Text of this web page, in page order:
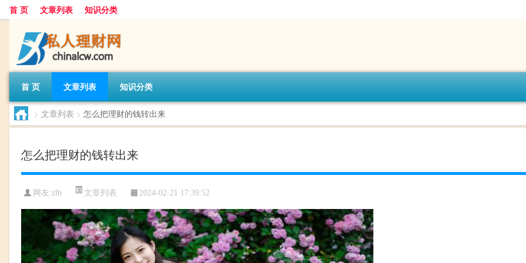
首 页 文章列表 知识分类
首 页 文章列表 知识分类
> 文章列表 > 怎么把理财的钱转出来
怎么把理财的钱转出来
网友:zlb 文章列表 2024-02-21 17:39:52